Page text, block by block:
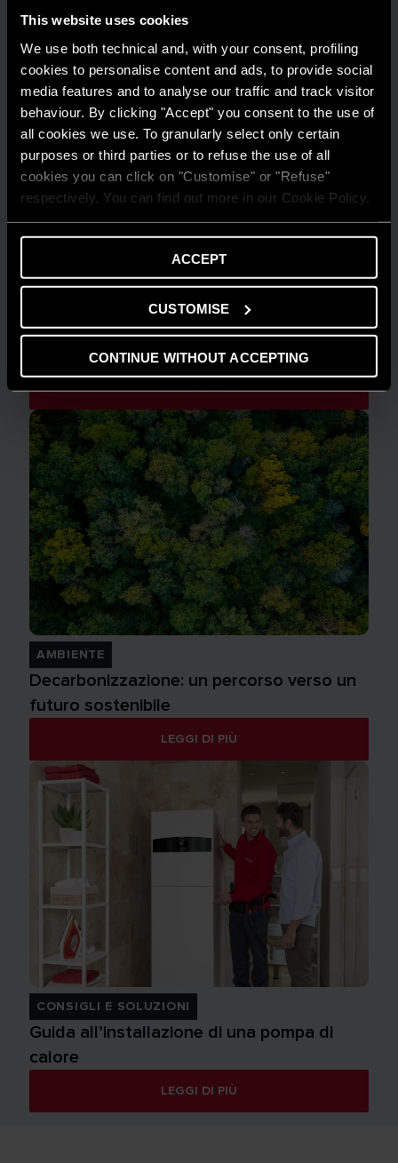
This website uses cookies
We use both technical and, with your consent, profiling
cookies to personalise content and ads, to provide social
media features and to analyse our traffic and track visitor
behaviour. By clicking "Accept" you consent to the use of
all cookies we use. To granularly select only certain
purposes or third parties or to refuse the use of all
cookies you can click on "Customise" or "Refuse"
respectively. You can find out more in our Cookie Policy.
ACCEPT
CUSTOMISE
CONTINUE WITHOUT ACCEPTING
CONSIGLI E SOLUZIONI
Comprendere la flessibilità energetica in
ambito residenziale
LEGGI DI PIÙ
AMBIENTE
Decarbonizzazione: un percorso verso un
futuro sostenibile
LEGGI DI PIÙ
CONSIGLI E SOLUZIONI
Guida all’installazione di una pompa di
calore
LEGGI DI PIÙ